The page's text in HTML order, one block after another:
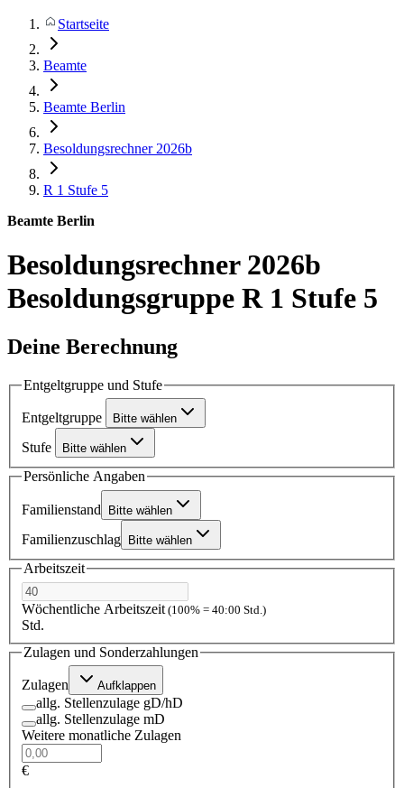
Startseite
Beamte
Beamte Berlin
Besoldungsrechner 2026b
R 1 Stufe 5
Beamte Berlin
Besoldungsrechner 2026b
Besoldungsgruppe R 1 Stufe 5
Deine Berechnung
Entgeltgruppe und Stufe
Entgeltgruppe Bitte wählen
Stufe Bitte wählen
Persönliche Angaben
Familienstand Bitte wählen
Familienzuschlag Bitte wählen
Arbeitszeit
Wöchentliche Arbeitszeit (100% = 40:00 Std.)
Std.
Zulagen und Sonderzahlungen
Zulagen Aufklappen
allg. Stellenzulage gD/hD
allg. Stellenzulage mD
Weitere monatliche Zulagen
€